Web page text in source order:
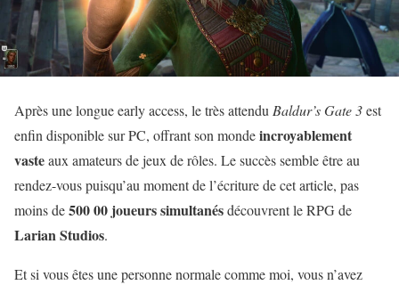
Après une longue early access, le très attendu Baldur’s Gate 3est
enfin disponible sur PC, offrant son mondeincroyablement
vasteaux amateurs de jeux de rôles. Le succès semble être au
rendez-vous puisqu’au moment de l’écriture de cet article, pas
moins de500 00 joueurs simultanésdécouvrent le RPG de
Larian Studios.
Et si vous êtes une personne normale comme moi, vous n’avez